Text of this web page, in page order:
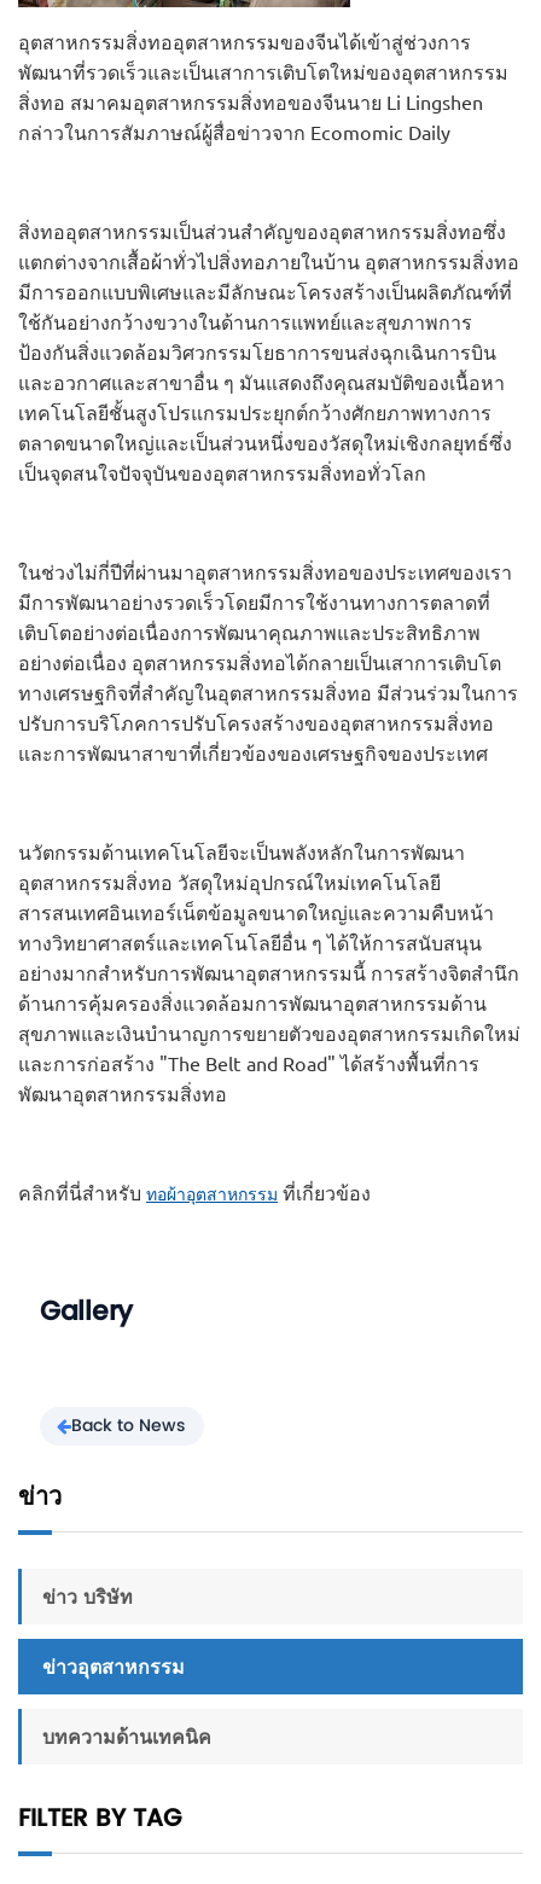
อุตสาหกรรมสิ่งทออุตสาหกรรมของจีนได้เข้าสู่ช่วงการ
พัฒนาที่รวดเร็วและเป็นเสาการเติบโตใหม่ของอุตสาหกรรม
สิ่งทอ สมาคมอุตสาหกรรมสิ่งทอของจีนนาย Li Lingshen
กล่าวในการสัมภาษณ์ผู้สื่อข่าวจาก Ecomomic Daily
สิ่งทออุตสาหกรรมเป็นส่วนสำคัญของอุตสาหกรรมสิ่งทอซึ่ง
แตกต่างจากเสื้อผ้าทั่วไปสิ่งทอภายในบ้าน อุตสาหกรรมสิ่งทอ
มีการออกแบบพิเศษและมีลักษณะโครงสร้างเป็นผลิตภัณฑ์ที่
ใช้กันอย่างกว้างขวางในด้านการแพทย์และสุขภาพการ
ป้องกันสิ่งแวดล้อมวิศวกรรมโยธาการขนส่งฉุกเฉินการบิน
และอวกาศและสาขาอื่น ๆ มันแสดงถึงคุณสมบัติของเนื้อหา
เทคโนโลยีชั้นสูงโปรแกรมประยุกต์กว้างศักยภาพทางการ
ตลาดขนาดใหญ่และเป็นส่วนหนึ่งของวัสดุใหม่เชิงกลยุทธ์ซึ่ง
เป็นจุดสนใจปัจจุบันของอุตสาหกรรมสิ่งทอทั่วโลก
ในช่วงไม่กี่ปีที่ผ่านมาอุตสาหกรรมสิ่งทอของประเทศของเรา
มีการพัฒนาอย่างรวดเร็วโดยมีการใช้งานทางการตลาดที่
เติบโตอย่างต่อเนื่องการพัฒนาคุณภาพและประสิทธิภาพ
อย่างต่อเนื่อง อุตสาหกรรมสิ่งทอได้กลายเป็นเสาการเติบโต
ทางเศรษฐกิจที่สำคัญในอุตสาหกรรมสิ่งทอ มีส่วนร่วมในการ
ปรับการบริโภคการปรับโครงสร้างของอุตสาหกรรมสิ่งทอ
และการพัฒนาสาขาที่เกี่ยวข้องของเศรษฐกิจของประเทศ
นวัตกรรมด้านเทคโนโลยีจะเป็นพลังหลักในการพัฒนา
อุตสาหกรรมสิ่งทอ วัสดุใหม่อุปกรณ์ใหม่เทคโนโลยี
สารสนเทศอินเทอร์เน็ตข้อมูลขนาดใหญ่และความคืบหน้า
ทางวิทยาศาสตร์และเทคโนโลยีอื่น ๆ ได้ให้การสนับสนุน
อย่างมากสำหรับการพัฒนาอุตสาหกรรมนี้ การสร้างจิตสำนึก
ด้านการคุ้มครองสิ่งแวดล้อมการพัฒนาอุตสาหกรรมด้าน
สุขภาพและเงินบำนาญการขยายตัวของอุตสาหกรรมเกิดใหม่
และการก่อสร้าง "The Belt and Road" ได้สร้างพื้นที่การ
พัฒนาอุตสาหกรรมสิ่งทอ
คลิกที่นี่สำหรับ ทอผ้าอุตสาหกรรม ที่เกี่ยวข้อง
Gallery
Back to News
ข่าว
ข่าว บริษัท
ข่าวอุตสาหกรรม
บทความด้านเทคนิค
FILTER BY TAG